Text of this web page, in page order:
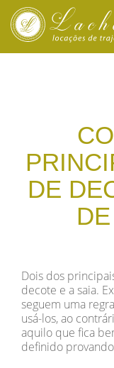
DE
Dois dos
decote e a saia.
seguem uma
usá-los, ao
aquilo que fica
definido